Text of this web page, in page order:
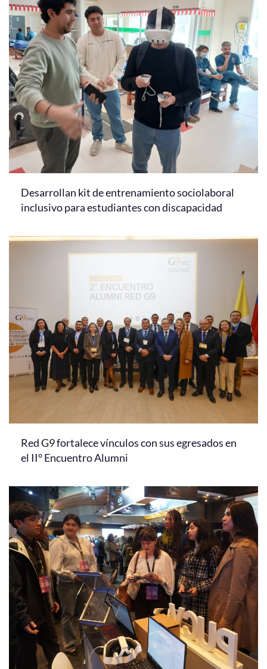
Desarrollan kit de entrenamiento sociolaboral
inclusivo para estudiantes con discapacidad
Red G9 fortalece vínculos con sus egresados en
el II° Encuentro Alumni